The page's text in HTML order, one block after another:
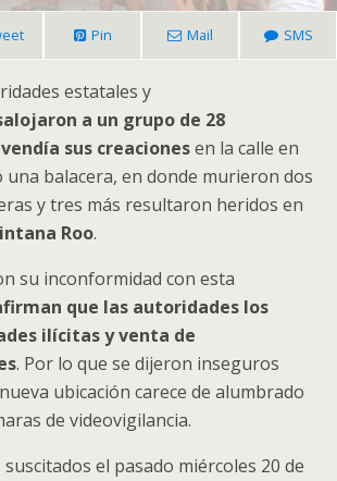
Pin Mail SMS
estatales y
a un grupo de 28
sus creacionesen la calle en
una balacera, en donde murieron dos
y tres más resultaron heridos en
Roo.
su inconformidad con esta
que las autoridades los
ilícitas y venta de
. Por lo que se dijeron inseguros
ubicación carece de alumbrado
de videovigilancia.
el pasado miércoles 20 de